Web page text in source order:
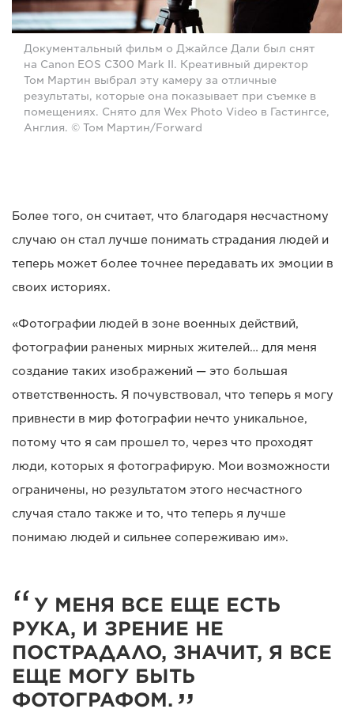
Документальный фильм о Джайлсе Дали был снят
на Canon EOS C300 Mark II. Креативный директор
Том Мартин выбрал эту камеру за отличные
результаты, которые она показывает при съемке в
помещениях. Снято для Wex Photo Video в Гастингсе,
Англия. © Том Мартин/Forward
Более того, он считает, что благодаря несчастному
случаю он стал лучше понимать страдания людей и
теперь может более точнее передавать их эмоции в
своих историях.
«Фотографии людей в зоне военных действий,
фотографии раненых мирных жителей… для меня
создание таких изображений — это большая
ответственность. Я почувствовал, что теперь я могу
привнести в мир фотографии нечто уникальное,
потому что я сам прошел то, через что проходят
люди, которых я фотографирую. Мои возможности
ограничены, но результатом этого несчастного
случая стало также и то, что теперь я лучше
понимаю людей и сильнее сопереживаю им».
У МЕНЯ ВСЕ ЕЩЕ ЕСТЬ
РУКА, И ЗРЕНИЕ НЕ
ПОСТРАДАЛО, ЗНАЧИТ, Я ВСЕ
ЕЩЕ МОГУ БЫТЬ
ФОТОГРАФОМ.